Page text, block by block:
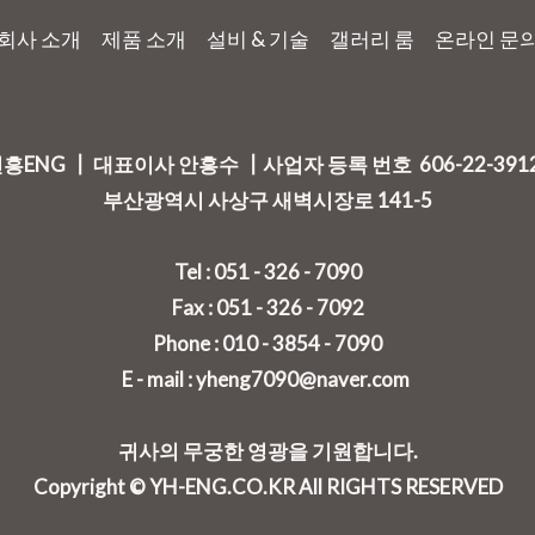
사 소개 제품 소개 설비 & 기술 갤러리 룸 온라인 문
ENG ┃ 대표이사 안흥수 ┃사업자 등록 번호 606-22-
부산광역시 사상구 새벽시장로 141-5
Tel : 051 - 326 - 7090
Fax : 051 - 326 - 7092
Phone : 010 - 3854 - 7090
E - mail : yheng7090@naver.com
귀사의 무궁한 영광을 기원합니다.
Copyright © YH-ENG.CO.KR All RIGHTS RESERVED